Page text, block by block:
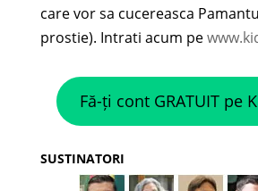
care vor sa cucereasca
prostie). Intrati acum pe
Fă-ți cont GRATUIT pe
SUSTINATORI